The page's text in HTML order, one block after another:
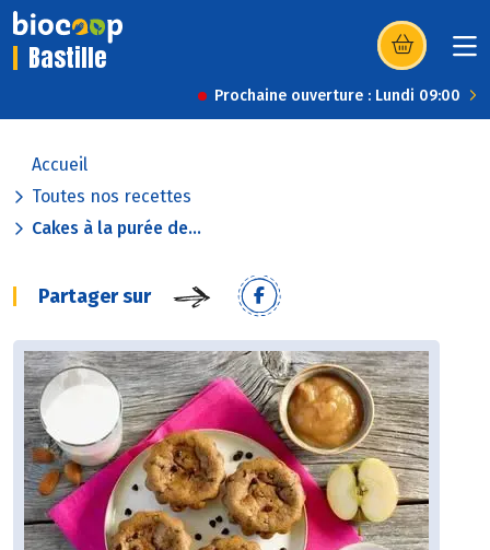
Bastille (s’ouvre dans
Prochaine ouverture : Lundi 09:00
Accueil
Toutes nos recettes
Cakes à la purée de...
Partager sur